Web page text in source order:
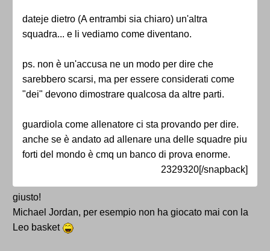
dateje dietro (A entrambi sia chiaro) un'altra
squadra... e li vediamo come diventano.
ps. non è un'accusa ne un modo per dire che
sarebbero scarsi, ma per essere considerati come
"dei" devono dimostrare qualcosa da altre parti.
guardiola come allenatore ci sta provando per dire.
anche se è andato ad allenare una delle squadre piu
forti del mondo è cmq un banco di prova enorme.
2329320[/snapback]
giusto!
Michael Jordan, per esempio non ha giocato mai con la
Leo basket